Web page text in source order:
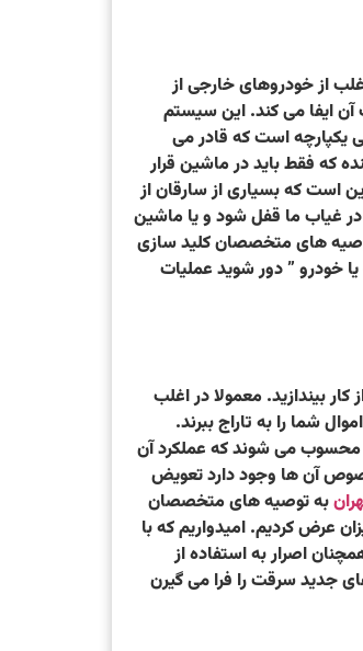
از خودروهای خارجی از
ایفا می کند. این سیستم
یکپارچه است که قادر می
که فقط باید در ماشین قرار
است که بسیاری از سارقان از
در غیاب ما قفل شود و یا ماشین
های متخصصان کلید سازی
خودرو ” دور شوید عملیات
بیندازید. معمولا در اغلب
شما را به تاراج ببرند.
محسوب می شوند که عملکرد آن
آن ها وجود دارد تعویض
به توصیه های متخصصان
عرض کردیم. امیدواریم که با
اصرار به استفاده از
جدید سرقت را فرا می گیرن